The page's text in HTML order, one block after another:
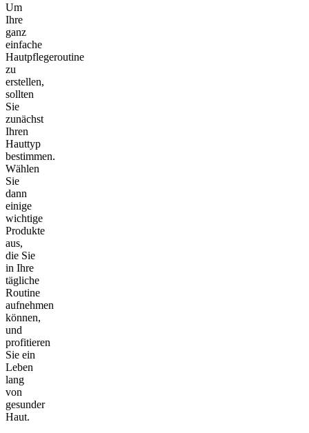
Um
Ihre
ganz
einfache
Hautpflegeroutine
zu
erstellen,
sollten
Sie
zunächst
Ihren
Hauttyp
bestimmen.
Wählen
Sie
dann
einige
wichtige
Produkte
aus,
die Sie
in Ihre
tägliche
Routine
aufnehmen
können,
und
profitieren
Sie ein
Leben
lang
von
gesunder
Haut.